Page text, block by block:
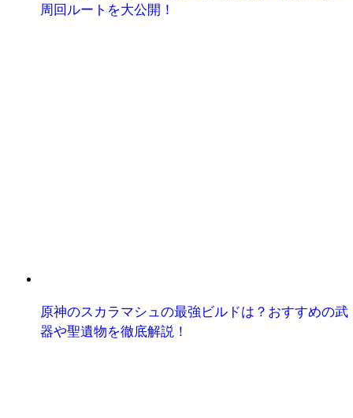
周回ルートを大公開！
原神のスカラマシュの最強ビルドは？おすすめの武
器や聖遺物を徹底解説！